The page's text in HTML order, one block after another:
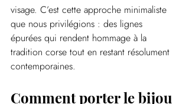
visage. C’est cette approche minimaliste
que nous privilégions : des lignes
épurées qui rendent hommage à la
tradition corse tout en restant résolument
contemporaines.
Comment porter le bijou